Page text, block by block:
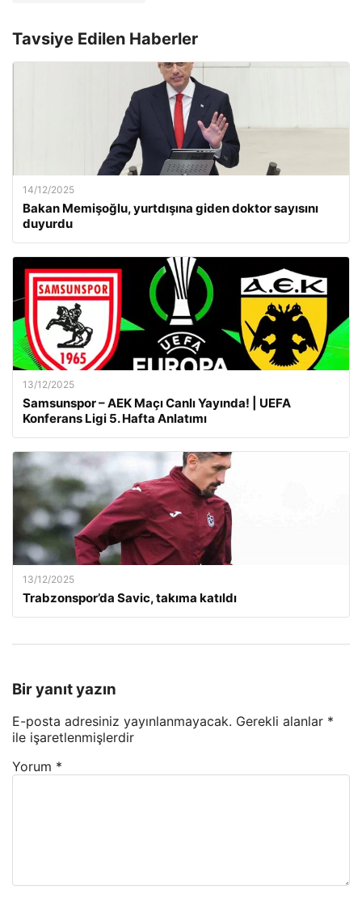
Tavsiye Edilen Haberler
14/12/2025
Bakan Memişoğlu, yurtdışına giden doktor sayısını
duyurdu
13/12/2025
Samsunspor – AEK Maçı Canlı Yayında! | UEFA
Konferans Ligi 5. Hafta Anlatımı
13/12/2025
Trabzonspor’da Savic, takıma katıldı
Bir yanıt yazın
E-posta adresiniz yayınlanmayacak. Gerekli alanlar *
ile işaretlenmişlerdir
Yorum *